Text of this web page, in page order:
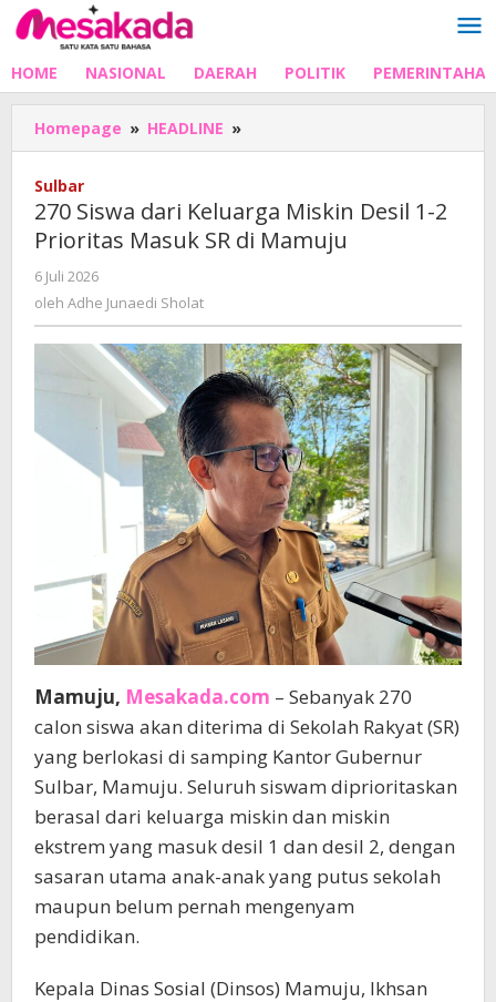
Lewati
ke
HOME NASIONAL DAERAH POLITIK
Homepage » HEADLINE »
Siswa
Miskin
Desil
SR
di
Mamuju
Sulbar
270 Siswa dari Keluarga Miskin Desil 1-2
Prioritas Masuk SR di Mamuju
6 Juli 2026
Adhe
Junaedi
oleh Adhe Junaedi Sholat
Mamuju, Mesakada.com – Sebanyak 270
calon siswa akan diterima di Sekolah Rakyat (SR)
yang berlokasi di samping Kantor Gubernur
Sulbar, Mamuju. Seluruh siswam diprioritaskan
berasal dari keluarga miskin dan miskin
ekstrem yang masuk desil 1 dan desil 2, dengan
sasaran utama anak-anak yang putus sekolah
maupun belum pernah mengenyam
pendidikan.
Kepala Dinas Sosial (Dinsos) Mamuju, Ikhsan